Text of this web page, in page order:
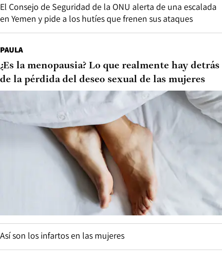
El Consejo de Seguridad de la ONU alerta de una escalada
en Yemen y pide a los hutíes que frenen sus ataques
PAULA
¿Es la menopausia? Lo que realmente hay detrás
de la pérdida del deseo sexual de las mujeres
Así son los infartos en las mujeres